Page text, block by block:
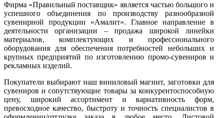
Фирма «Правильный поставщик» является частью большого и
успешного объединения по производству разнообразной
сувенирной продукции «Амалит». Главное направление в
деятельности организации – продажа широкой линейки
материалов, комплектующих и профессионального
оборудования для обеспечения потребностей небольших и
крупных предприятий по изготовлению промо-сувениров и
рекламных изделий.
Покупатели выбирают наш виниловый магнит, заготовки для
сувениров и сопутствующие товары за конкурентоспособную
цену, широкий ассортимент и вариативность форм,
превосходное качество, быстроту и точность специалистов в